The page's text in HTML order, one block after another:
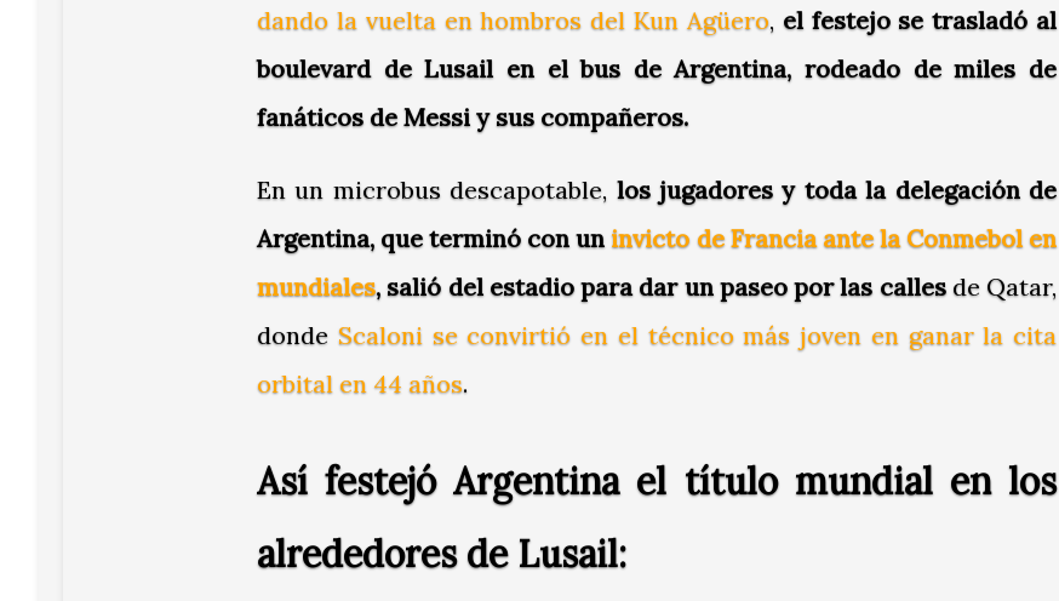
dando la vuelta en hombros del Kun Agüero, el festejo se trasladó al
boulevard de Lusail en el bus de Argentina, rodeado de miles de
fanáticos de Messi y sus compañeros.
En un microbus descapotable, los jugadores y toda la delegación de
Argentina, que terminó con un invicto de Francia ante la Conmebol en
mundiales, salió del estadio para dar un paseo por las callesde Qatar,
donde Scaloni se convirtió en el técnico más joven en ganar la cita
orbital en 44 años.
Así festejó Argentina el título mundial en los
alrededores de Lusail: